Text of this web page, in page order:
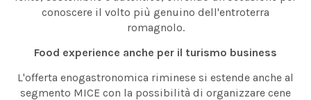
conoscere il volto più genuino dell'entroterra
romagnolo.
Food experience anche per il turismo business
L'offerta enogastronomica riminese si estende anche al
segmento MICE con la possibilità di organizzare cene